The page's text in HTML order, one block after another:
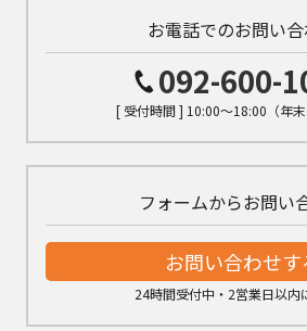
お電話でのお問い
092-600-
[ 受付時間 ] 10:00～18:00（年末
フォームからお問い
お問い合わせす
24時間受付中・2営業日以内